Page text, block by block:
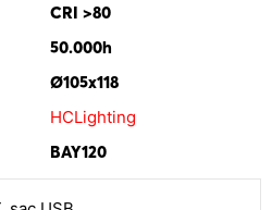
CRI >80
50.000h
Ø105x118
HCLighting
BAY120